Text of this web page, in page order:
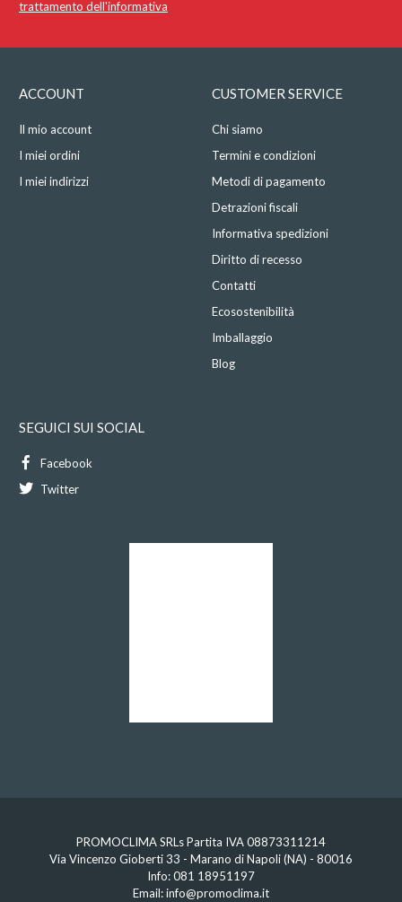
trattamento dell'informativa
ACCOUNT
Il mio account
I miei ordini
I miei indirizzi
CUSTOMER SERVICE
Chi siamo
Termini e condizioni
Metodi di pagamento
Detrazioni fiscali
Informativa spedizioni
Diritto di recesso
Contatti
Ecosostenibilità
Imballaggio
Blog
SEGUICI SUI SOCIAL
Facebook
Twitter
PROMOCLIMA SRLs Partita IVA 08873311214
Via Vincenzo Gioberti 33 - Marano di Napoli (NA) - 80016
Info:081 18951197
Email:info@promoclima.it